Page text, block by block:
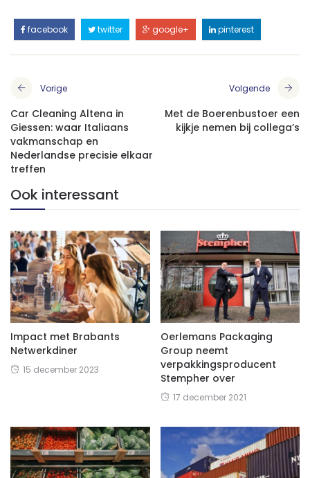
facebook twitter google+ pinterest
Vorige
Car Cleaning Altena in
Giessen: waar Italiaans
vakmanschap en
Nederlandse precisie elkaar
treffen
Volgende
Met de Boerenbustoer een
kijkje nemen bij collega’s
Ook interessant
Impact met Brabants
Netwerkdiner
15 december 2023
Oerlemans Packaging
Group neemt ​​
verpakkingsproducent
Stempher over
17 december 2021